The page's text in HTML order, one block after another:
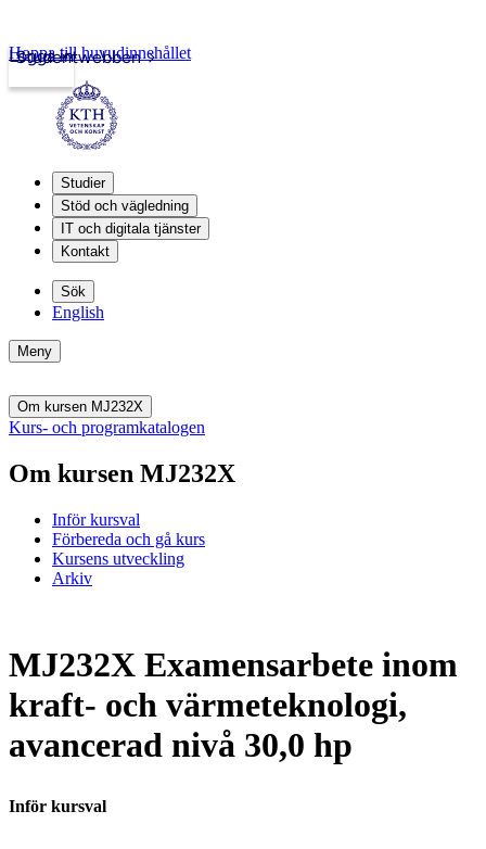
Studentwebben
Logga in
Hoppa till huvudinnehållet
Studier
Stöd och vägledning
IT och digitala tjänster
Kontakt
Sök
English
Meny
Om kursen MJ232X
Kurs- och programkatalogen
Om kursen MJ232X
Inför kursval
Förbereda och gå kurs
Kursens utveckling
Arkiv
MJ232X Examensarbete inom
kraft- och värmeteknologi,
avancerad nivå 30,0 hp
Inför kursval